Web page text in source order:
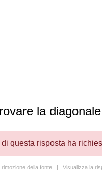
la
di questa risposta ha
rimozione della fonte | Visualizza la